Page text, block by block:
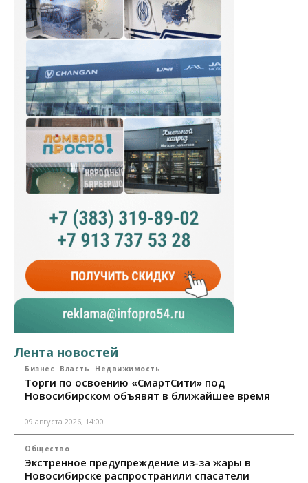
Лента новостей
Бизнес Власть Недвижимость
Торги по освоению «СмартСити» под
Новосибирском объявят в ближайшее время
09 августа 2026, 14:00
Общество
Экстренное предупреждение из-за жары в
Новосибирске распространили спасатели